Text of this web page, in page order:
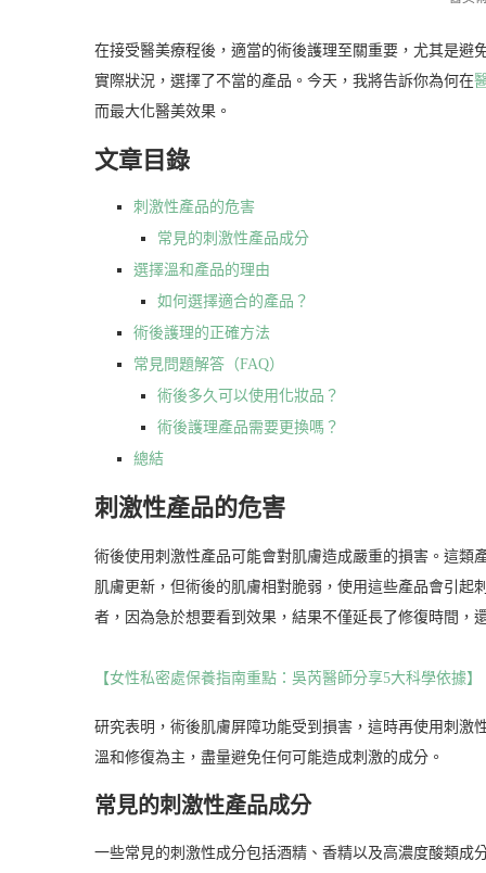
在接受醫美療程後，適當的術後護理至關重要，尤其是避
實際狀況，選擇了不當的產品。今天，我將告訴你為何在
而最大化醫美效果。
文章目錄
刺激性產品的危害
常見的刺激性產品成分
選擇溫和產品的理由
如何選擇適合的產品？
術後護理的正確方法
常見問題解答（FAQ）
術後多久可以使用化妝品？
術後護理產品需要更換嗎？
總結
刺激性產品的危害
術後使用刺激性產品可能會對肌膚造成嚴重的損害。這
肌膚更新，但術後的肌膚相對脆弱，使用這些產品會引
者，因為急於想要看到效果，結果不僅延長了修復時間，
【女性私密處保養指南重點：吳芮醫師分享5大科學依據】
研究表明，術後肌膚屏障功能受到損害，這時再使用刺激
溫和修復為主，盡量避免任何可能造成刺激的成分。
常見的刺激性產品成分
一些常見的刺激性成分包括酒精、香精以及高濃度酸類成